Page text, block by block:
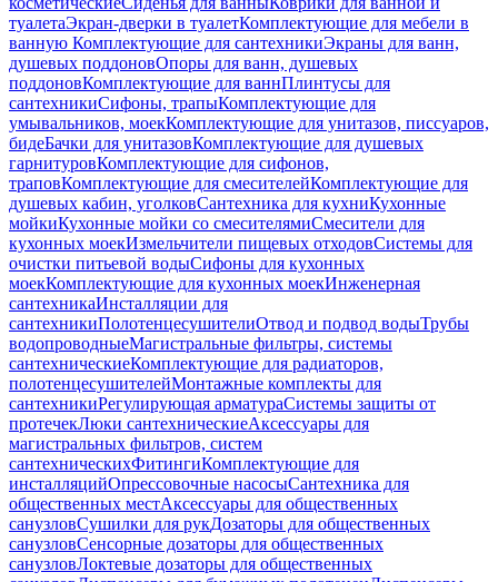
туалетаЭкран-дверки в туалетКомплектующие для мебели в
ванную Комплектующие для сантехникиЭкраны для ванн,
душевых поддоновОпоры для ванн, душевых
поддоновКомплектующие для ваннПлинтусы для
сантехникиСифоны, трапыКомплектующие для
умывальников, моекКомплектующие для унитазов, писсуаров,
бидеБачки для унитазовКомплектующие для душевых
гарнитуровКомплектующие для сифонов,
траповКомплектующие для смесителейКомплектующие для
душевых кабин, уголковСантехника для кухниКухонные
мойкиКухонные мойки со смесителямиСмесители для
кухонных моекИзмельчители пищевых отходовСистемы для
очистки питьевой водыСифоны для кухонных
моекКомплектующие для кухонных моекИнженерная
сантехникаИнсталляции для
сантехникиПолотенцесушителиОтвод и подвод водыТрубы
водопроводныеМагистральные фильтры, системы
сантехническиеКомплектующие для радиаторов,
полотенцесушителейМонтажные комплекты для
сантехникиРегулирующая арматураСистемы защиты от
протечекЛюки сантехническиеАксессуары для
магистральных фильтров, систем
сантехническихФитингиКомплектующие для
инсталляцийОпрессовочные насосыСантехника для
общественных местАксессуары для общественных
санузловСушилки для рукДозаторы для общественных
санузловСенсорные дозаторы для общественных
санузловЛоктевые дозаторы для общественных